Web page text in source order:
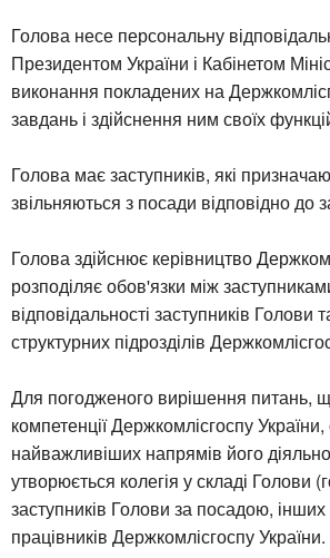
Голова несе персональну
Президентом України і Кабінетом
виконання покладених на
завдань і здійснення ним своїх
Голова має заступників, які
звільняються з посади відповідно до
Голова здійснює керівництво
розподіляє обов'язки між
відповідальності заступників Голови
структурних підрозділів
Для погодженого вирішення питань,
компетенції Держкомлісгоспу
найважливіших напрямів його
утворюється колегія у складі Голови
заступників Голови за посадою, інших
працівників Держкомлісгоспу України.